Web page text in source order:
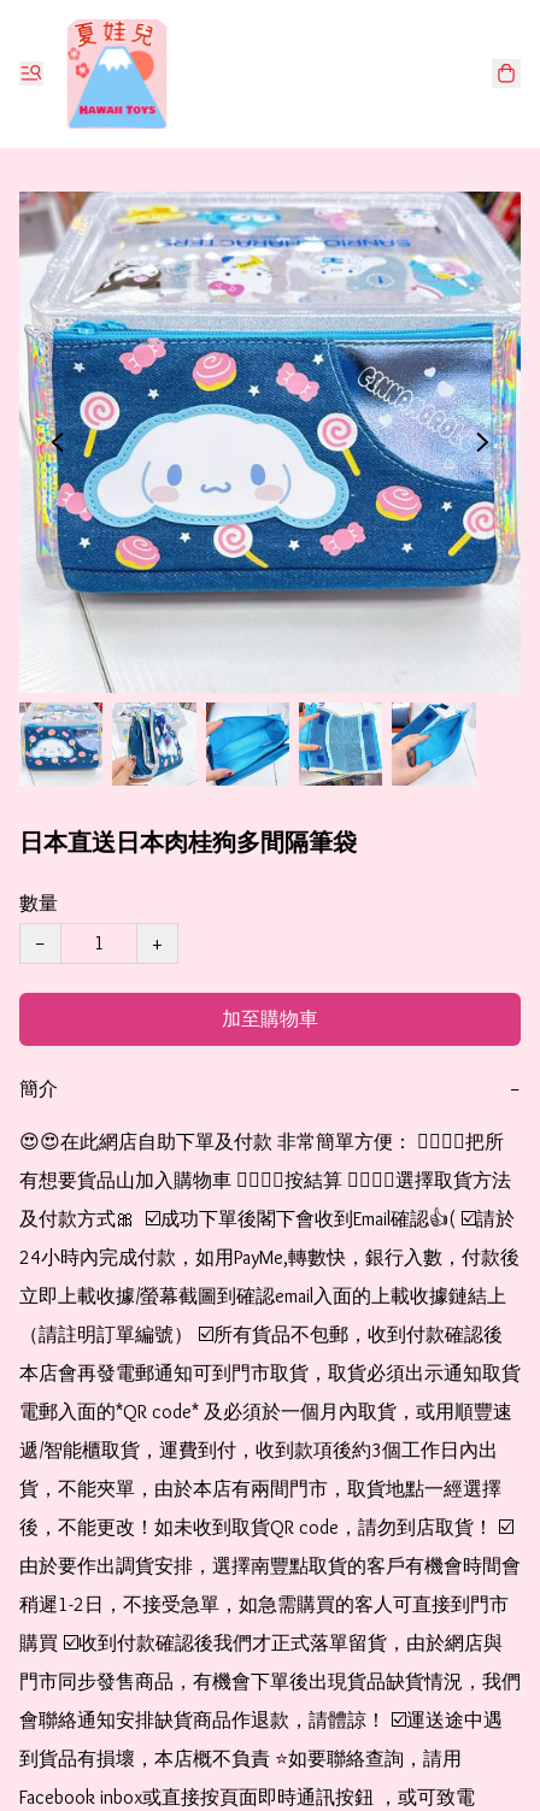
日本直送日本肉桂狗多間隔筆袋
數量
−
+
加至購物車
簡介 −
😍😍在此網店自助下單及付款 非常簡單方便： 👉🏻👉🏻把所
有想要貨品山加入購物車 👉🏻👉🏻按結算 👉🏻👉🏻選擇取貨方法
及付款方式🎀  ☑️成功下單後閣下會收到Email確認👍( ☑️請於
24小時內完成付款，如用PayMe,轉數快，銀行入數，付款後
立即上載收據/螢幕截圖到確認email入面的上載收據鏈結上
（請註明訂單編號） ☑️所有貨品不包郵，收到付款確認後
本店會再發電郵通知可到門市取貨，取貨必須出示通知取貨
電郵入面的*QR code* 及必須於一個月內取貨，或用順豐速
遞/智能櫃取貨，運費到付，收到款項後約3個工作日內出
貨，不能夾單，由於本店有兩間門市，取貨地點一經選擇
後，不能更改！如未收到取貨QR code，請勿到店取貨！ ☑️
由於要作出調貨安排，選擇南豐點取貨的客戶有機會時間會
稍遲1-2日，不接受急單，如急需購買的客人可直接到門市
購買 ☑️收到付款確認後我們才正式落單留貨，由於網店與
門市同步發售商品，有機會下單後出現貨品缺貨情況，我們
會聯絡通知安排缺貨商品作退款，請體諒！ ☑️運送途中遇
到貨品有損壞，本店概不負責 ⭐️如要聯絡查詢，請用
Facebook inbox或直接按頁面即時通訊按鈕 ，或可致電